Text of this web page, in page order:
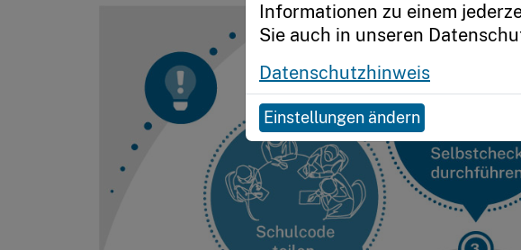
Informationen zu einem
Sie auch in unseren
Datenschutzhinweis
Einstellungen ändern